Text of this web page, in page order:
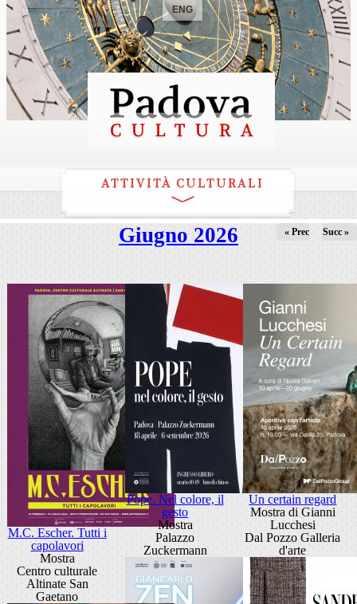
ENG
ATTIVITÀ CULTURALI
Giugno 2026 « Prec Succ »
M.C. Escher. Tutti i
capolavori
Mostra
Centro culturale
Altinate San
Gaetano
Pope. Nel colore, il
gesto
Mostra
Palazzo
Zuckermann
Un certain regard
Mostra di Gianni
Lucchesi
Dal Pozzo Galleria
d'arte